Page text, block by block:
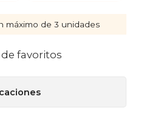
máximo de 3 unidades
favoritos